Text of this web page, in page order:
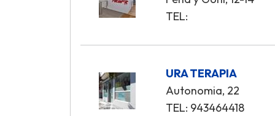
TEL:
URA TERAPIA
Autonomia, 22
TEL: 943464418